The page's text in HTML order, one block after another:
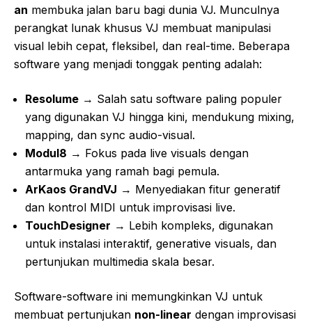
an membuka jalan baru bagi dunia VJ. Munculnya
perangkat lunak khusus VJ membuat manipulasi
visual lebih cepat, fleksibel, dan real-time. Beberapa
software yang menjadi tonggak penting adalah:
Resolume → Salah satu software paling populer
yang digunakan VJ hingga kini, mendukung mixing,
mapping, dan sync audio-visual.
Modul8 → Fokus pada live visuals dengan
antarmuka yang ramah bagi pemula.
ArKaos GrandVJ → Menyediakan fitur generatif
dan kontrol MIDI untuk improvisasi live.
TouchDesigner → Lebih kompleks, digunakan
untuk instalasi interaktif, generative visuals, dan
pertunjukan multimedia skala besar.
Software-software ini memungkinkan VJ untuk
membuat pertunjukan non-linear dengan improvisasi